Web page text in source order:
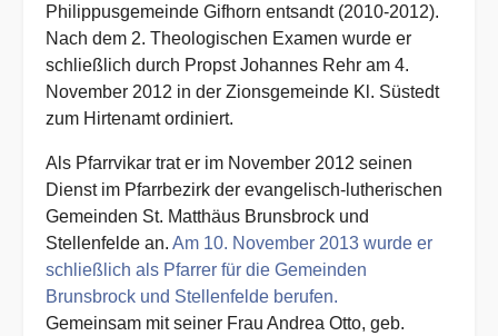
Philippusgemeinde Gifhorn entsandt (2010-2012).
Nach dem 2. Theologischen Examen wurde er
schließlich durch Propst Johannes Rehr am 4.
November 2012 in der Zionsgemeinde Kl. Süstedt
zum Hirtenamt ordiniert.
Als Pfarrvikar trat er im November 2012 seinen
Dienst im Pfarrbezirk der evangelisch-lutherischen
Gemeinden St. Matthäus Brunsbrock und
Stellenfelde an. Am 10. November 2013 wurde er
schließlich als Pfarrer für die Gemeinden
Brunsbrock und Stellenfelde berufen.
Gemeinsam mit seiner Frau Andrea Otto, geb.